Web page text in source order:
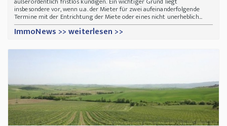
insbesondere vor, wenn u.a. der Mieter für zwei aufeinanderfolgende
Termine mit der Entrichtung der Miete oder eines nicht unerheblich...
ImmoNews >> weiterlesen >>